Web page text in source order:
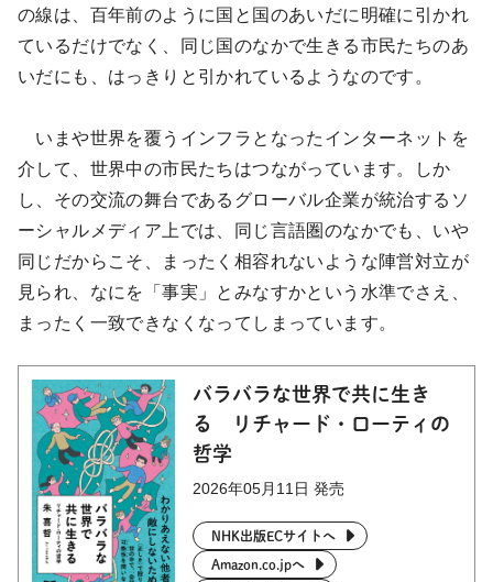
の線は、百年前のように国と国のあいだに明確に引かれ
ているだけでなく、同じ国のなかで生きる市民たちのあ
いだにも、はっきりと引かれているようなのです。
いまや世界を覆うインフラとなったインターネットを
介して、世界中の市民たちはつながっています。しか
し、その交流の舞台であるグローバル企業が統治するソ
ーシャルメディア上では、同じ言語圏のなかでも、いや
同じだからこそ、まったく相容れないような陣営対立が
見られ、なにを「事実」とみなすかという水準でさえ、
まったく一致できなくなってしまっています。
バラバラな世界で共に生き
る リチャード・ローティの
哲学
2026年05月11日 発売
NHK出版ECサイトへ
Amazon.co.jpへ